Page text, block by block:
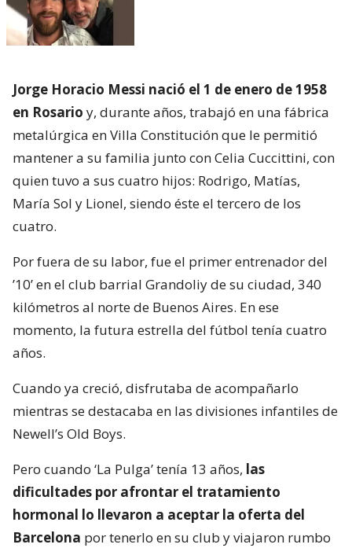
Jorge Horacio Messi nació el 1 de enero de 1958
en Rosario y, durante años, trabajó en una fábrica
metalúrgica en Villa Constitución que le permitió
mantener a su familia junto con Celia Cuccittini, con
quien tuvo a sus cuatro hijos: Rodrigo, Matías,
María Sol y Lionel, siendo éste el tercero de los
cuatro.
Por fuera de su labor, fue el primer entrenador del
’10’ en el club barrial Grandoliy de su ciudad, 340
kilómetros al norte de Buenos Aires. En ese
momento, la futura estrella del fútbol tenía cuatro
años.
Cuando ya creció, disfrutaba de acompañarlo
mientras se destacaba en las divisiones infantiles de
Newell’s Old Boys.
Pero cuando ‘La Pulga’ tenía 13 años, las
dificultades por afrontar el tratamiento
hormonal lo llevaron a aceptar la oferta del
Barcelona por tenerlo en su club y viajaron rumbo